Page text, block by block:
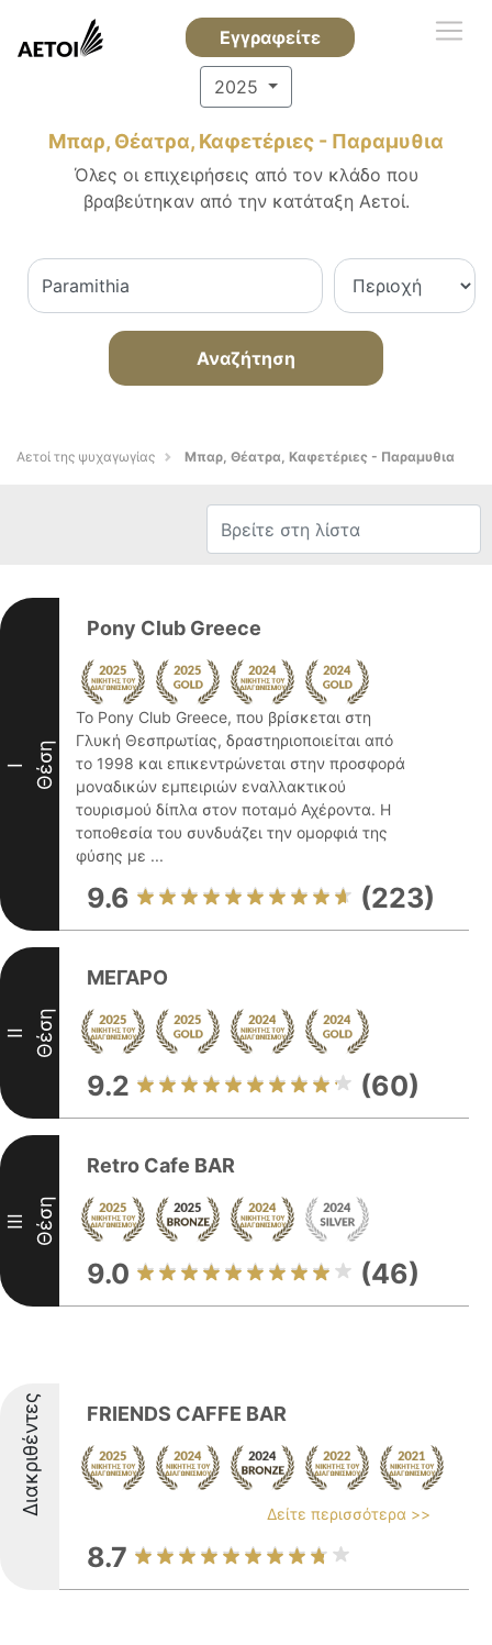
Εγγραφείτε
2025
Μπαρ, Θέατρα, Καφετέριες - Παραμυθια
Όλες οι επιχειρήσεις από τον κλάδο που
βραβεύτηκαν από την κατάταξη Αετοί.
Αναζήτηση
Αετοί της ψυχαγωγίας Μπαρ, Θέατρα, Καφετέριες - Παραμυθια
I Θέση
Pony Club Greece
Το Pony Club Greece, που βρίσκεται στη
Γλυκή Θεσπρωτίας, δραστηριοποιείται από
το 1998 και επικεντρώνεται στην προσφορά
μοναδικών εμπειριών εναλλακτικού
τουρισμού δίπλα στον ποταμό Αχέροντα. Η
τοποθεσία του συνδυάζει την ομορφιά της
φύσης με ...
9.6 (223)
II Θέση
ΜΕΓΑΡΟ
9.2 (60)
III Θέση
Retro Cafe BAR
9.0 (46)
Διακριθέντες FRIENDS CAFFE BAR
Δείτε περισσότερα >>
8.7